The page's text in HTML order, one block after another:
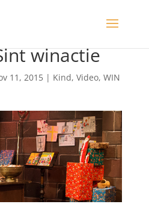
winactie
11, 2015| Kind, Video, WIN